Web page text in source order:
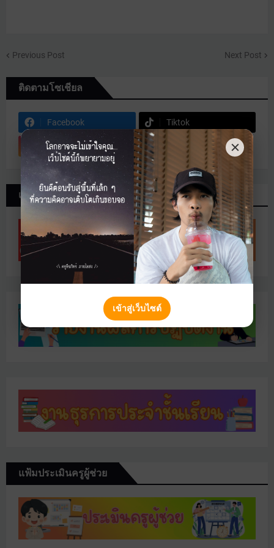
Previous Post Next Post
ติดตามโซเชียล
Facebook Tiktok
Instagram
เอกสาร
แฟ้มประเมินครูผู้ช่วย
เข้าสู่เว็บไซต์